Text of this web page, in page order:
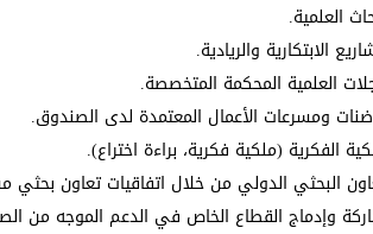
العلمية.
الابتكارية والريادية.
العلمية المحكمة المتخصصة.
ومسرعات الأعمال المعتمدة لدى الصندوق.
الفكرية (ملكية فكرية، براءة اختراع).
البحثي الدولي من خلال اتفاقيات تعاون بحثي
وإدماج القطاع الخاص في الدعم الموجه من